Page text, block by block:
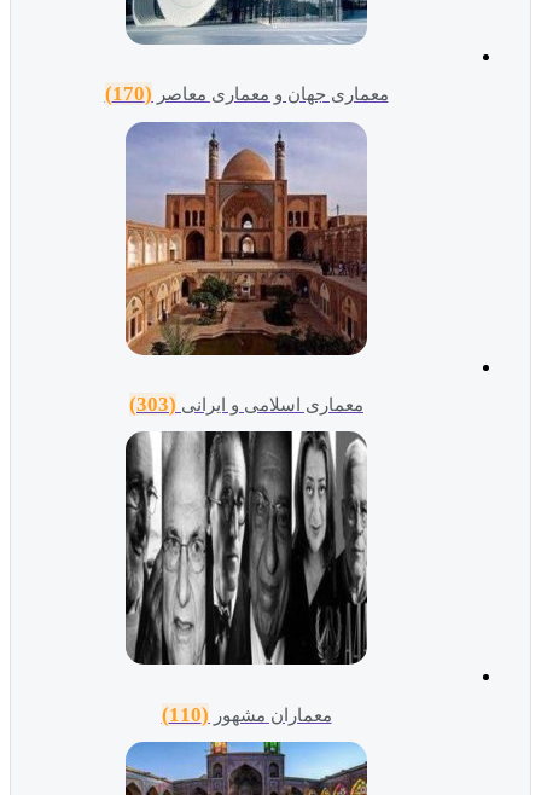
معماری جهان و معماری معاصر (170)
معماری اسلامی و ایرانی (303)
معماران مشهور (110)